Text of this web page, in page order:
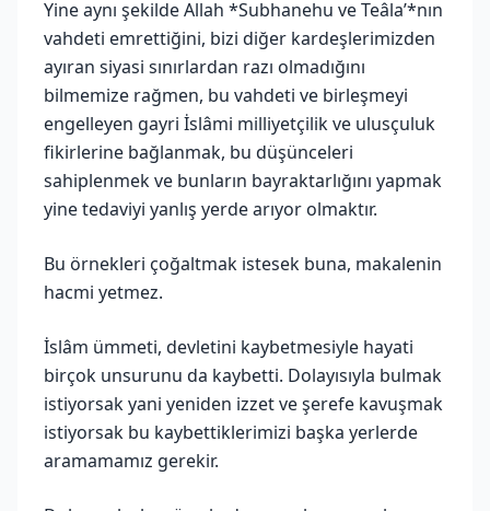
Yine aynı şekilde Allah *Subhanehu ve Teâla’*nın
vahdeti emrettiğini, bizi diğer kardeşlerimizden
ayıran siyasi sınırlardan razı olmadığını
bilmemize rağmen, bu vahdeti ve birleşmeyi
engelleyen gayri İslâmi milliyetçilik ve ulusçuluk
fikirlerine bağlanmak, bu düşünceleri
sahiplenmek ve bunların bayraktarlığını yapmak
yine tedaviyi yanlış yerde arıyor olmaktır.
Bu örnekleri çoğaltmak istesek buna, makalenin
hacmi yetmez.
İslâm ümmeti, devletini kaybetmesiyle hayati
birçok unsurunu da kaybetti. Dolayısıyla bulmak
istiyorsak yani yeniden izzet ve şerefe kavuşmak
istiyorsak bu kaybettiklerimizi başka yerlerde
aramamamız gerekir.